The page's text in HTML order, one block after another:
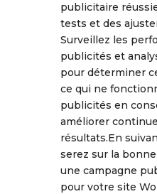
publicitaire
tests et des
Surveillez les
publicités et
pour déterminer
ce qui ne
publicités en
améliorer
résultats.En
serez sur la
une campagne
pour votre site